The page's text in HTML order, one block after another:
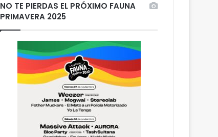
NO TE PIERDAS EL PRÓXIMO FAUNA
PRIMAVERA 2025